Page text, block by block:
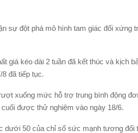
sự đột phá mô hình tam giác đối xứng
giá kéo dài 2 tuần đã kết thúc và kịch
đã tiếp tục.
xuống mức hỗ trợ trung bình động
được thử nghiệm vào ngày 18/6.
dưới 50 của chỉ số sức mạnh tương đối